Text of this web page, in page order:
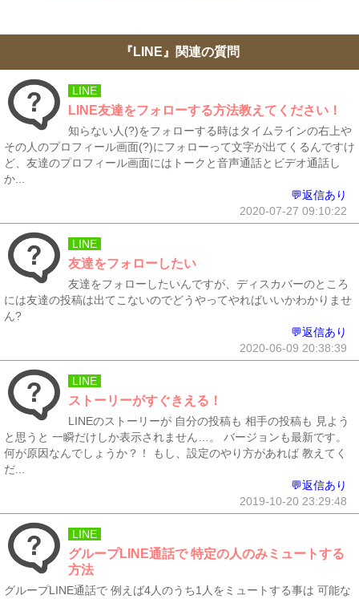
『LINE』関連の質問
LINE
LINE友達をフォローする方法教えてください！
知らない人(?)をフォローする時はタイムラインの右上や
その人のプロフィール画面(?)にフォローって文字が出てくるんですけ
ど、友達のプロフィール画面にはトークと音声通話とビデオ通話し
か...
💬返信あり
2020-07-27 09:10:22
LINE
友達をフォローしたい
友達をフォローしたいんですが、ディスカバーのところ
には友達の投稿は出てこないのでどうやってやればいいかわかりませ
ん?
💬返信あり
2020-06-09 20:38:39
LINE
ストーリーがすぐきえる！
LINEのストーリーが 自分の投稿も 相手の投稿も 見よう
と思うと 一瞬だけしか表示されません…。 バージョンも最新です。
何が原因なんでしょうか？！ もし、設定のやり方があれば 教えてく
だ...
💬返信あり
2019-10-20 23:29:48
LINE
グループLINE通話で 特定の人のみミュートする
方法
グループLINE通話で 例えば4人のうち1人をミュートする事は 可能な